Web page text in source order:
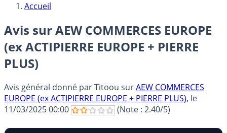
Accueil
Avis sur AEW COMMERCES EUROPE
(ex ACTIPIERRE EUROPE + PIERRE
PLUS)
Avis général donné parTitoou surAEW COMMERCES
EUROPE (ex ACTIPIERRE EUROPE + PIERRE PLUS), le
11/03/2025 00:00
(Note : 2.40/5)